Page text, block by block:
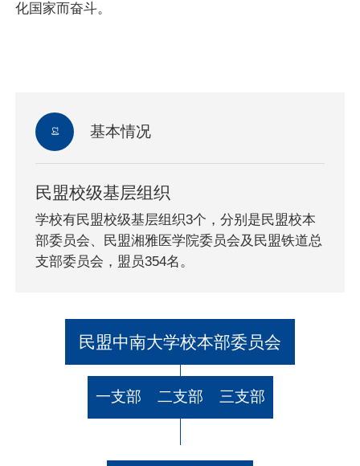
化国家而奋斗。
基本情况
民盟校级基层组织
学校有民盟校级基层组织3个，分别是民盟校本
部委员会、民盟湘雅医学院委员会及民盟铁道总
支部委员会，盟员354名。
民盟中南大学校本部委员会
一支部 二支部 三支部